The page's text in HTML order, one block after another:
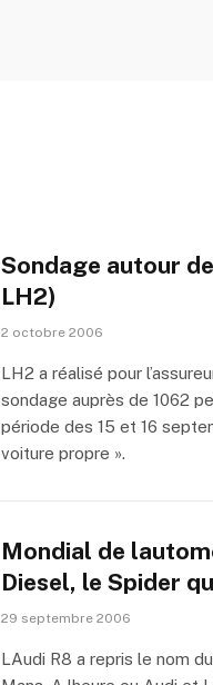
Sondage autour
LH2)
2 octobre 2006
LH2 a réalisé pour
sondage auprès de 1062
période des 15 et 16
voiture propre ».
Mondial de
Diesel, le Spider
29 septembre 2006
LAudi R8 a repris le nom